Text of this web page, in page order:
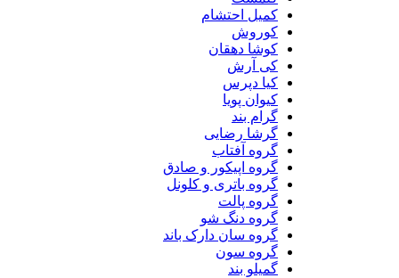
کمیل احتشام
کوروش
کوشا دهقان
کی آرش
کیا دپرس
کیوان پویا
گرام بند
گرشا رضایی
گروه آفتاب
گروه اپیکور و صادق
گروه باتری و کلونل
گروه پالت
گروه دنگ شو
گروه سان دارک باند
گروه سون
گمیلو بند